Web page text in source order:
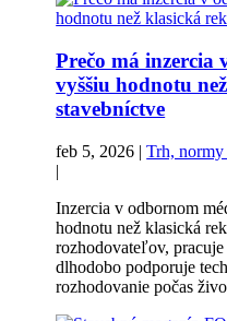
Prečo má inzercia
vyššiu hodnotu
stavebníctve
feb 5, 2026 |Trh, normy
|
Inzercia v odbornom
hodnotu než klasická
rozhodovateľov,
dlhodobo podporuje
rozhodovanie počas